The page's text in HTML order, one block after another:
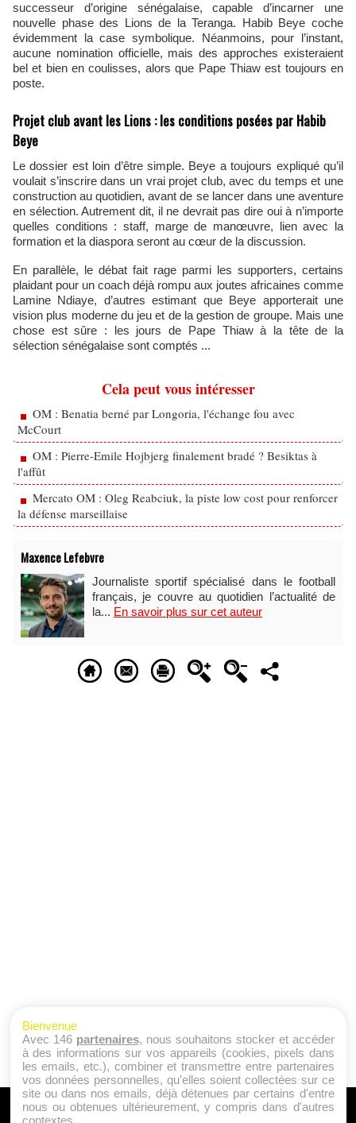
successeur d’origine sénégalaise, capable d’incarner une
nouvelle phase des Lions de la Teranga. Habib Beye coche
évidemment la case symbolique. Néanmoins, pour l’instant,
aucune nomination officielle, mais des approches existeraient
bel et bien en coulisses, alors que Pape Thiaw est toujours en
poste.
Projet club avant les Lions : les conditions posées par Habib
Beye
Le dossier est loin d’être simple. Beye a toujours expliqué qu’il
voulait s’inscrire dans un vrai projet club, avec du temps et une
construction au quotidien, avant de se lancer dans une aventure
en sélection. Autrement dit, il ne devrait pas dire oui à n’importe
quelles conditions : staff, marge de manœuvre, lien avec la
formation et la diaspora seront au cœur de la discussion.
En parallèle, le débat fait rage parmi les supporters, certains
plaidant pour un coach déjà rompu aux joutes africaines comme
Lamine Ndiaye, d’autres estimant que Beye apporterait une
vision plus moderne du jeu et de la gestion de groupe. Mais une
chose est sûre : les jours de Pape Thiaw à la tête de la
sélection sénégalaise sont comptés ...
Cela peut vous intéresser
OM : Benatia berné par Longoria, l'échange fou avec
McCourt
OM : Pierre-Emile Hojbjerg finalement bradé ? Besiktas à
l'affût
Mercato OM : Oleg Reabciuk, la piste low cost pour renforcer
la défense marseillaise
Maxence Lefebvre
Journaliste sportif spécialisé dans le football
français, je couvre au quotidien l’actualité de
la... En savoir plus sur cet auteur
A PROPOS
Bienvenue
Avec 146 partenaires, nous souhaitons stocker et accéder
à des informations sur vos appareils (cookies, pixels dans
les emails, etc.), combiner et transmettre entre partenaires
vos données personnelles, qu'elles soient collectées sur ce
site ou dans nos emails, déjà détenues par certains d'entre
nous ou obtenues ultérieurement, y compris dans d'autres
contextes.